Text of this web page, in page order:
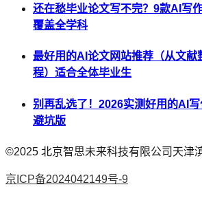
还在愁毕业论文写不完？9款AI写
覆盖全学科
最好用的AI论文网站推荐（从文献
程）适合全体毕业生
别再乱选了！2026实测好用的AI
避坑版
©2025 北京智思未来科技有限公司天津
京ICP备2024042149号-9